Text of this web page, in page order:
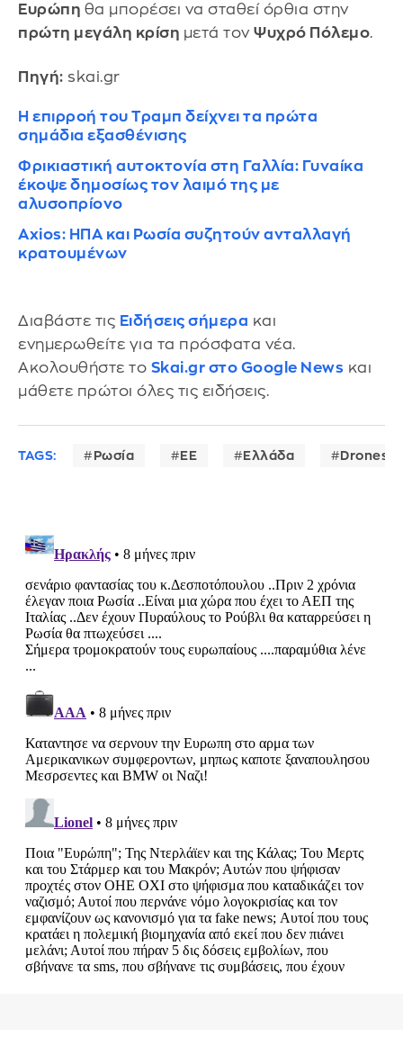
Ευρώπη θα μπορέσει να σταθεί όρθια στην
πρώτη μεγάλη κρίση μετά τον Ψυχρό Πόλεμο.
Πηγή: skai.gr
Η επιρροή του Τραμπ δείχνει τα πρώτα
σημάδια εξασθένισης
Φρικιαστική αυτοκτονία στη Γαλλία: Γυναίκα
έκοψε δημοσίως τον λαιμό της με
αλυσοπρίονο
Axios: ΗΠΑ και Ρωσία συζητούν ανταλλαγή
κρατουμένων
Διαβάστε τις Ειδήσεις σήμερα και
ενημερωθείτε για τα πρόσφατα νέα.
Ακολουθήστε το Skai.gr στο Google News και
μάθετε πρώτοι όλες τις ειδήσεις.
TAGS: Ρωσία ΕΕ Ελλάδα Drones